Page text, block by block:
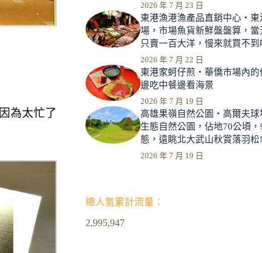
因為太忙了
2026 年 7 月 23 日
東港漁港漁產品直銷中心‧東
場，市場魚貨新鮮盤盤算，當
只賣一百大洋，慢來就買不到
2026 年 7 月 22 日
東港家蚵仔煎‧華僑市場內的
邊吃中餐邊看海景
2026 年 7 月 19 日
高雄果嶺自然公園‧高爾夫球
生態自然公園，佔地70公頃
態，遠眺北大武山秋賞落羽松
2026 年 7 月 19 日
總人氣累計流量：
2,995,947